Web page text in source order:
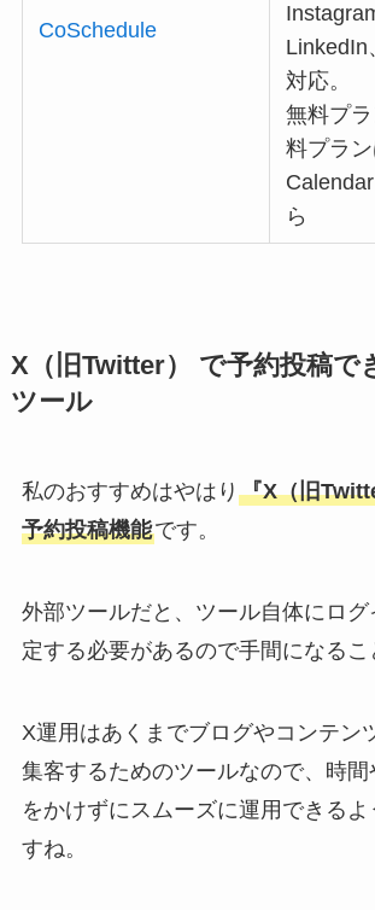
CoSchedule
LinkedIn
対応。
無料プ
料プラ
ら
X（旧Twitter） で予約投稿で
ツール
私のおすすめはやはり 『X（旧
予約投稿機能です。
外部ツールだと、ツール自体にログ
定する必要があるので手間になるこ
X運用はあくまでブログやコンテン
集客するためのツールなので、時間
をかけずにスムーズに運用できる
すね。